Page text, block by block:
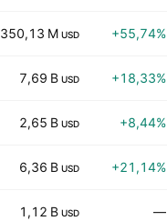
350,13 M USD +55,74%
7,69 B USD +18,33%
2,65 B USD +8,44%
6,36 B USD +21,14%
1,12 B USD —